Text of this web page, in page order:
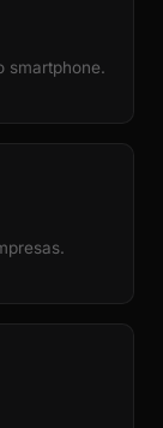
smartphone.